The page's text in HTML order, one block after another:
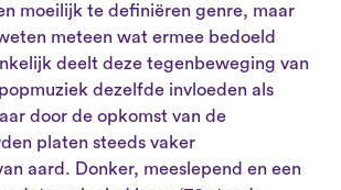
moeilijk te definiëren genre, maar
meteen wat ermee bedoeld
deelt deze tegenbeweging van
dezelfde invloeden als
door de opkomst van de
platen steeds vaker
aard. Donker, meeslepend en een